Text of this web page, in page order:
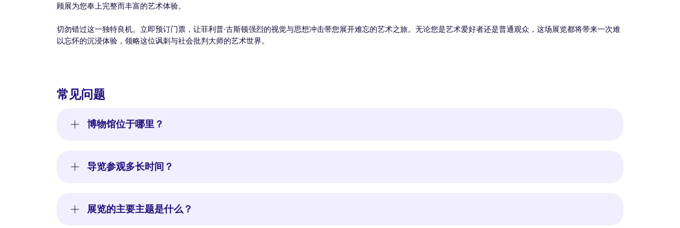
顾展为您奉上完整而丰富的艺术体验。
切勿错过这一独特良机。立即预订门票，让菲利普·古斯顿强烈的视觉与思想冲击带您展开难忘的艺术之旅。无论您是艺术爱好者还是普通观众，这场展览都将带来一次难
以忘怀的沉浸体验，领略这位讽刺与社会批判大师的艺术世界。
常见问题
博物馆位于哪里？
导览参观多长时间？
展览的主要主题是什么？